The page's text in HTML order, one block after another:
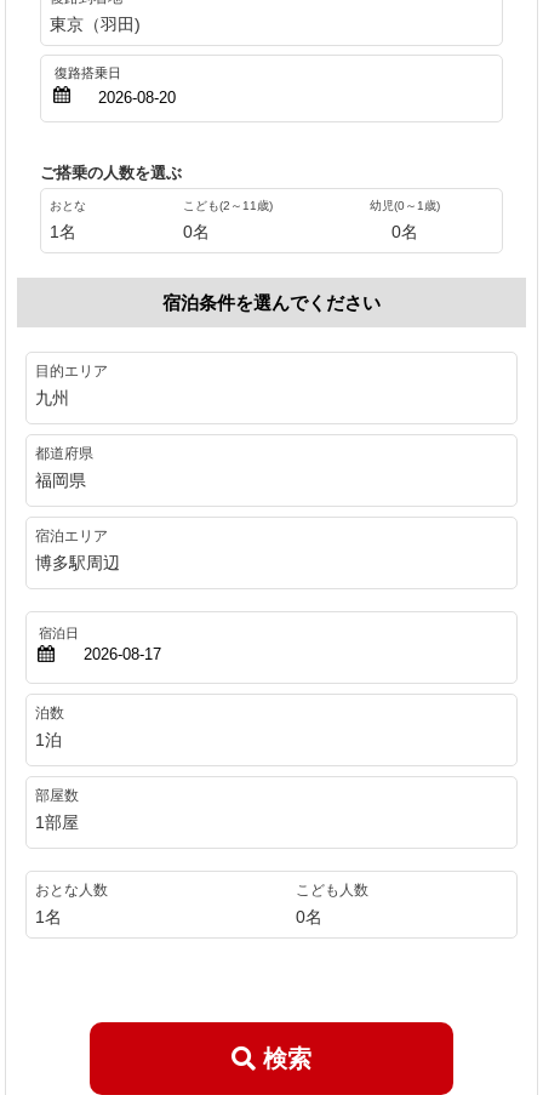
東京（羽田)
ご搭乗の人数を選ぶ
おとな
1名
こども(2～11歳)
0名
幼児(0～1歳)
0名
宿泊条件を選んでください
目的エリア
九州
都道府県
福岡県
宿泊エリア
博多駅周辺
泊数
1泊
部屋数
1部屋
おとな人数
1名
こども人数
0名
検索